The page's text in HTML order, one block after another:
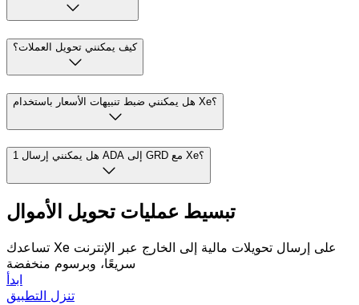
كيف يمكنني تحويل العملات؟
هل يمكنني ضبط تنبيهات الأسعار باستخدام Xe؟
هل يمكنني إرسال 1 ADA إلى GRD مع Xe؟
تبسيط عمليات تحويل الأموال
تساعدك Xe على إرسال تحويلات مالية إلى الخارج عبر الإنترنت
سريعًا، وبرسوم منخفضة
ابدأ
تنزل التطبيق